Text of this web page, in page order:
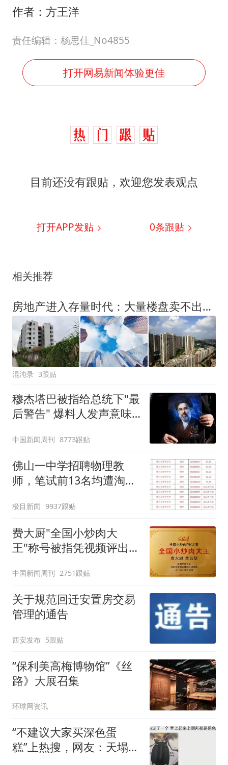
作者：方王洋
责任编辑：杨思佳_No4855
打开网易新闻体验更佳
目前还没有跟贴，欢迎您发表观点
打开APP发贴 0条跟贴
相关推荐
房地产进入存量时代：大量楼盘卖不出去，未来哪类房子还能涨价？
混沌录 3跟贴
穆杰塔巴被指给总统下"最
后警告" 爆料人发声意味
中国新闻周刊 8773跟贴
佛山一中学招聘物理教
师，笔试前13名均遭淘
聘，成立调查组全面核查
极目新闻 9937跟贴
费大厨"全国小炒肉大
王"称号被指凭视频评出
中国新闻周刊 2751跟贴
关于规范回迁安置房交易
管理的通告
西安发布 5跟贴
“保利美高梅博物馆”《丝
路》大展召集
环球网资讯
“不建议大家买深色蛋
糕”上热搜，网友：天塌